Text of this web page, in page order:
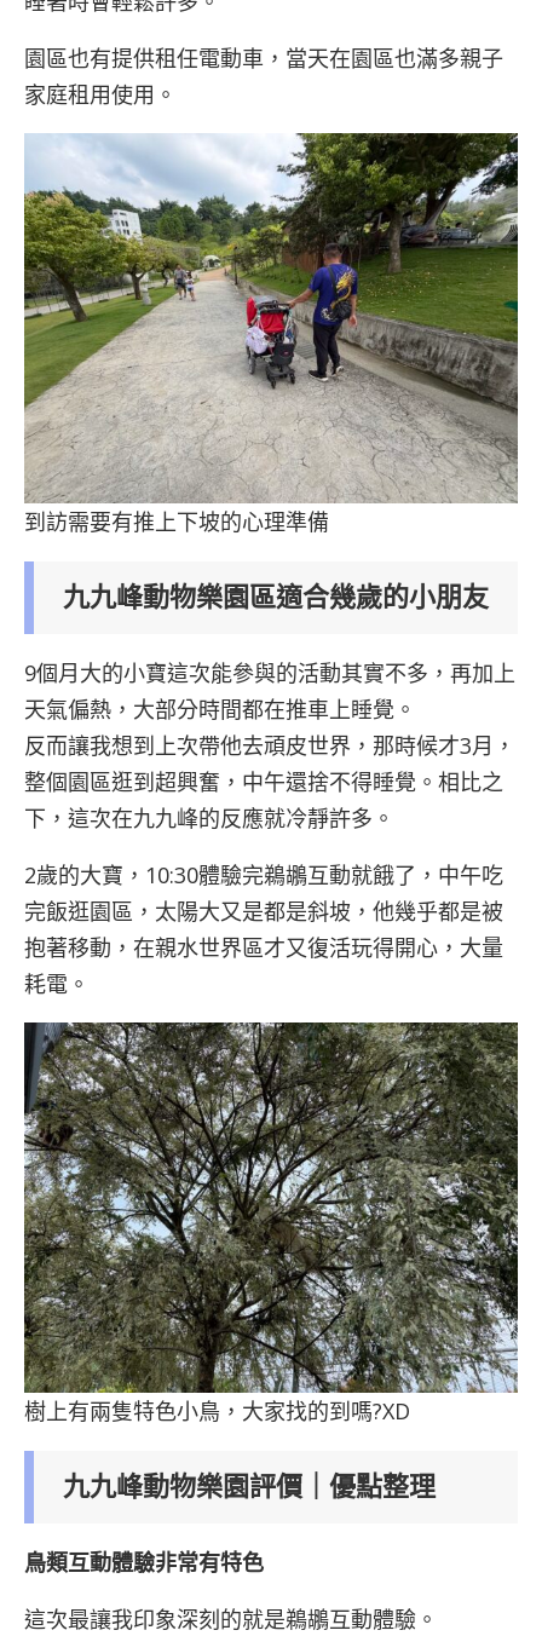
園區也有提供租任電動車，當天在園區也滿多親子
家庭租用使用。
到訪需要有推上下坡的心理準備
九九峰動物樂園區適合幾歲的小朋友
9個月大的小寶這次能參與的活動其實不多，再加上
天氣偏熱，大部分時間都在推車上睡覺。
反而讓我想到上次帶他去頑皮世界，那時候才3月，
整個園區逛到超興奮，中午還捨不得睡覺。相比之
下，這次在九九峰的反應就冷靜許多。
2歲的大寶，10:30體驗完鵜鶘互動就餓了，中午吃
完飯逛園區，太陽大又是都是斜坡，他幾乎都是被
抱著移動，在親水世界區才又復活玩得開心，大量
耗電。
樹上有兩隻特色小鳥，大家找的到嗎?XD
九九峰動物樂園評價｜優點整理
鳥類互動體驗非常有特色
這次最讓我印象深刻的就是鵜鶘互動體驗。